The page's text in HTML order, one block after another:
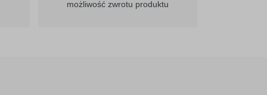
możliwość zwrotu produktu